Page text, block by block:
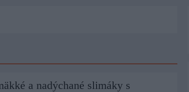
a nadýchané slimáky s